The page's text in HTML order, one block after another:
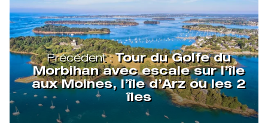
Précédent :Tour du Golfe du
Morbihan avec escale sur l’île
aux Moines, l’île d’Arz ou les 2
îles